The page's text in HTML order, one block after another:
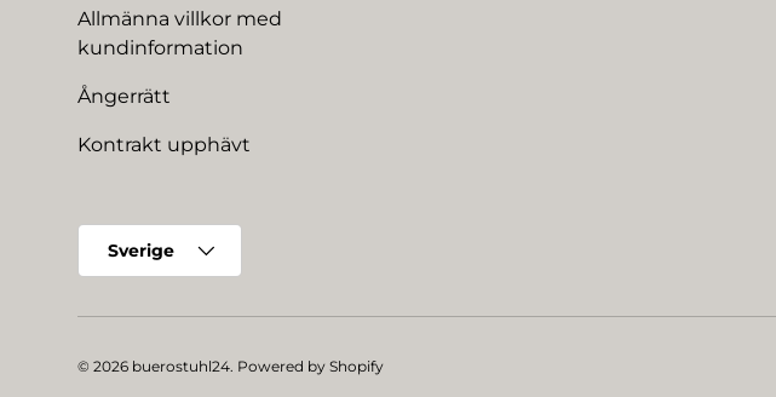
Allmänna villkor med
kundinformation
Ångerrätt
Kontrakt upphävt
Sverige
© 2026 buerostuhl24. Powered by Shopify